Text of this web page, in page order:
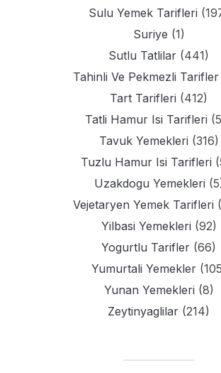
Sulu Yemek Tarifleri
Suriye (1)
Sutlu Tatlilar (441)
Tahinli Ve Pekmezli Tarifler
Tart Tarifleri (412)
Tatli Hamur Isi Tarifleri
Tavuk Yemekleri (316)
Tuzlu Hamur Isi Tarifleri
Uzakdogu Yemekleri
Vejetaryen Yemek Tarifleri
Yilbasi Yemekleri (92)
Yogurtlu Tarifler (66)
Yumurtali Yemekler
Yunan Yemekleri (8)
Zeytinyaglilar (214)